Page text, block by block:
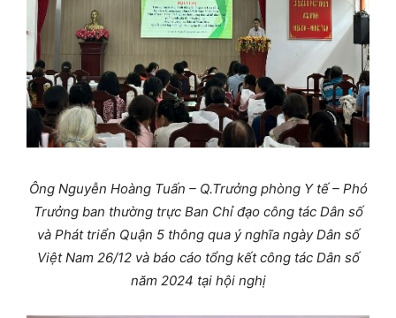
Ông Nguyễn Hoàng Tuấn –Q.Trưởng phòng Y tế– Phó
Trưởng ban thường trực Ban Chỉ đạo công tác Dân số
và Phát triển Quận 5 thông qua ý nghĩa ngày Dân số
Việt Nam 26/12 và báo cáo tổng kết công tác Dân số
năm 2024 tại hội nghị